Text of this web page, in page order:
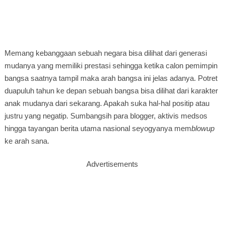
Memang kebanggaan sebuah negara bisa dilihat dari generasi
mudanya yang memiliki prestasi sehingga ketika calon pemimpin
bangsa saatnya tampil maka arah bangsa ini jelas adanya. Potret
duapuluh tahun ke depan sebuah bangsa bisa dilihat dari karakter
anak mudanya dari sekarang. Apakah suka hal-hal positip atau
justru yang negatip. Sumbangsih para blogger, aktivis medsos
hingga tayangan berita utama nasional seyogyanya memblowup
ke arah sana.
Advertisements